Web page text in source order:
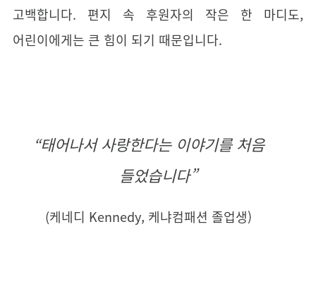
고백합니다. 편지 속 후원자의 작은 한 마디도,
어린이에게는 큰 힘이 되기 때문입니다.
“태어나서 사랑한다는 이야기를 처음
들었습니다”
(케네디 Kennedy, 케냐컴패션 졸업생)